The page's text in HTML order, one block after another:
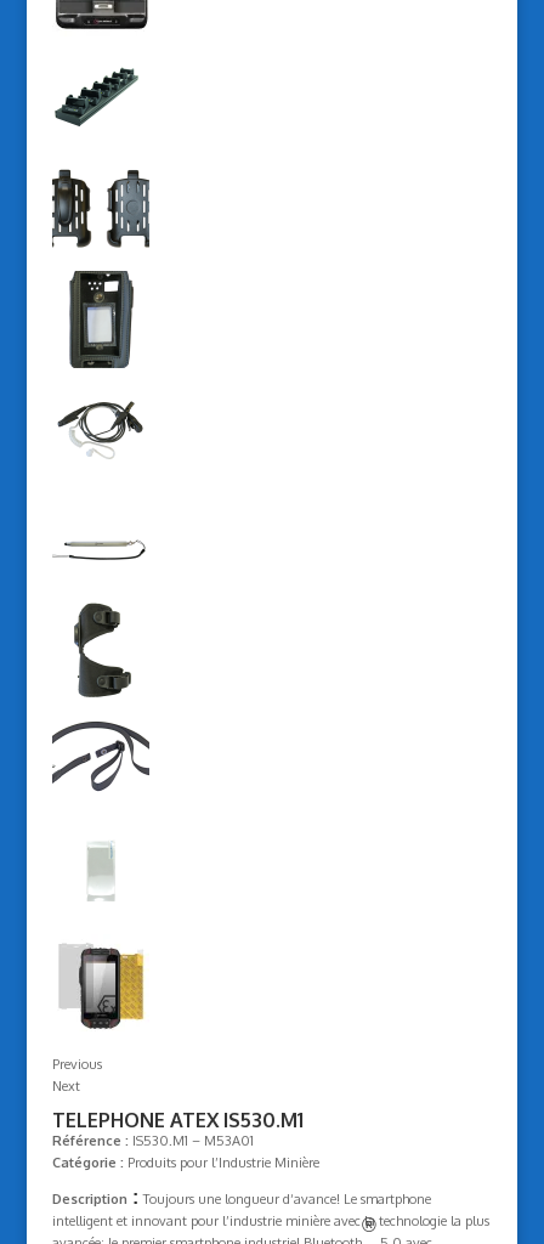
Previous
Next
TELEPHONE ATEX IS530.M1
Référence : IS530.M1 – M53A01
Catégorie : Produits pour l’Industrie Minière
Description :Toujours une longueur d‘avance! Le smartphone
intelligent et innovant pour l’industrie minière avec la technologie la plus
®